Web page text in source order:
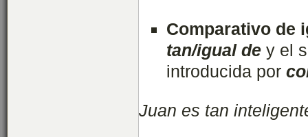
Comparativo de
tan/igual de y el
introducida por
Juan es tan